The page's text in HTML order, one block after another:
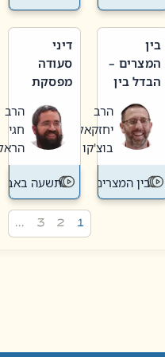
בין
המצרים –
הבדל בין
חדשה
לישנה
הרב
יחזקאל
בוצ'קו
בין המצרים
דיני
סעודה
מפסקת
תשעה
באב
הרב
חגי
הראל
תשעה באב